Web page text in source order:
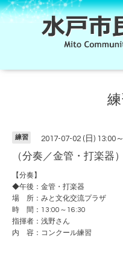
練習 2017-07-02 (日) 13:00
（分奏／金管・打楽器
【分奏】
◆午後：金管・打楽器
場 所：みと文化交流プラザ
時 間：13:00～16:30
指揮者：浅野さん
内 容：コンクール練習